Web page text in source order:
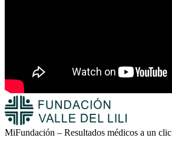
MiFundación – Resultados médicos a un clic